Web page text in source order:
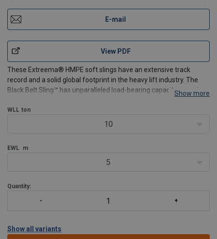
E-mail
View PDF
These Extreema® HMPE soft slings have an extensive track
record and a solid global footprint in the heavy lift industry. The
Black Belt Sling™ has unparalleled load-bearing capacity, ensuring
The core is made of general HMPE (Trosar®), wh
Show more
WLL ton
10
EWL m
5
Quantity:
Show all variants